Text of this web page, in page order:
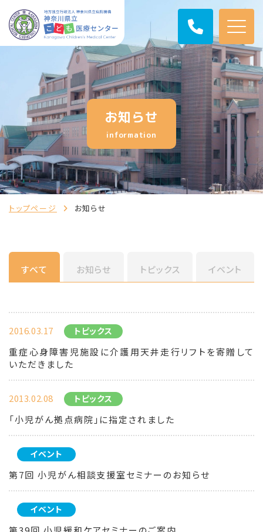
お知らせ
information
トップページ お知らせ
すべて お知らせ トピックス イベント
2016.03.17 トピックス
重症心身障害児施設に介護用天井走行リフトを寄贈して
いただきました
2013.02.08 トピックス
「小児がん拠点病院」に指定されました
イベント
第7回 小児がん相談支援室セミナーのお知らせ
イベント